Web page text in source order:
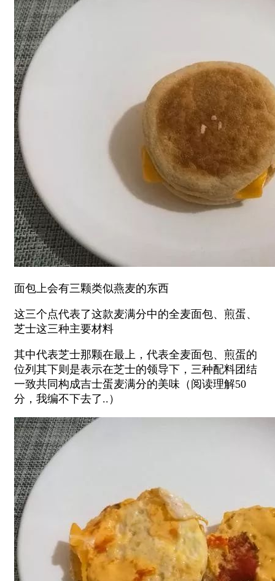
面包上会有三颗类似燕麦的东西
这三个点代表了这款麦满分中的全麦面包、煎蛋、
芝士这三种主要材料
其中代表芝士那颗在最上，代表全麦面包、煎蛋的
位列其下则是表示在芝士的领导下，三种配料团结
一致共同构成吉士蛋麦满分的美味（阅读理解50
分，我编不下去了..）